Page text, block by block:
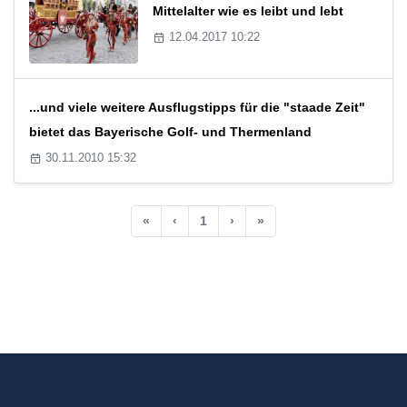
Mittelalter wie es leibt und lebt
12.04.2017 10:22
...und viele weitere Ausflugstipps für die "staade Zeit"
bietet das Bayerische Golf- und Thermenland
30.11.2010 15:32
« ‹ 1 › »